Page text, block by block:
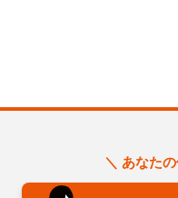
＼ あなた